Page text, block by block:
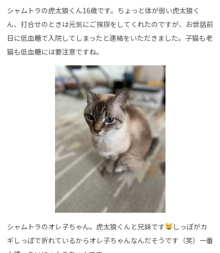
シャムトラの虎太狼くん16歳です。ちょっと体が弱い虎太狼く
ん、打合せのときは元気にご挨拶をしてくれたのですが、お世話前
日に低血糖で入院してしまったと連絡をいただきました。子猫も老
猫も低血糖には要注意ですね。
シャムトラのオレ子ちゃん。虎太狼くんと兄妹です
しっぽがカ
ギしっぽで折れているからオレ子ちゃんなんだそうです（笑）一番